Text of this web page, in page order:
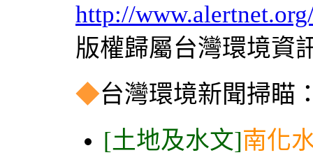
http://
版權歸屬台灣環境資
◆台灣環境新聞掃瞄
[土地及水文]南化